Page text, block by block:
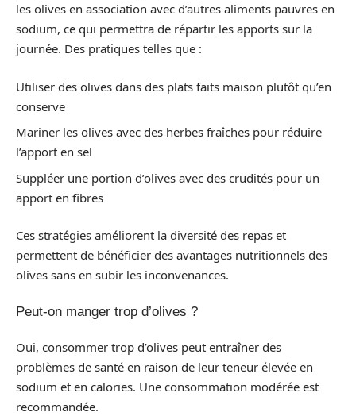
les olives en association avec d’autres aliments pauvres en
sodium, ce qui permettra de répartir les apports sur la
journée. Des pratiques telles que :
Utiliser des olives dans des plats faits maison plutôt qu’en
conserve
Mariner les olives avec des herbes fraîches pour réduire
l’apport en sel
Suppléer une portion d’olives avec des crudités pour un
apport en fibres
Ces stratégies améliorent la diversité des repas et
permettent de bénéficier des avantages nutritionnels des
olives sans en subir les inconvenances.
Peut-on manger trop d’olives ?
Oui, consommer trop d’olives peut entraîner des
problèmes de santé en raison de leur teneur élevée en
sodium et en calories. Une consommation modérée est
recommandée.